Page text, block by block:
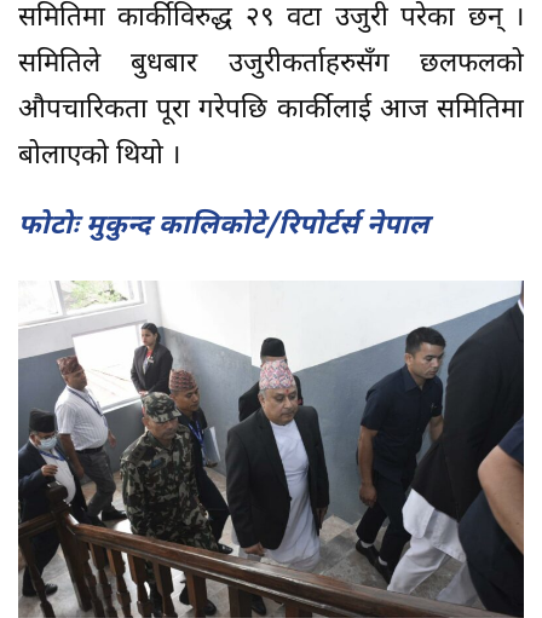
समितिमा कार्कीविरुद्ध २९ वटा उजुरी परेका छन् ।
समितिले बुधबार उजुरीकर्ताहरुसँग छलफलको
औपचारिकता पूरा गरेपछि कार्कीलाई आज समितिमा
बोलाएको थियो ।
फोटोः मुकुन्द कालिकोटे/रिपोर्टर्स नेपाल